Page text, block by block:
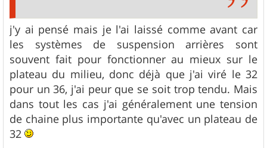
j'y ai pensé mais je l'ai laissé comme avant car
les systèmes de suspension arrières sont
souvent fait pour fonctionner au mieux sur le
plateau du milieu, donc déjà que j'ai viré le 32
pour un 36, j'ai peur que se soit trop tendu. Mais
dans tout les cas j'ai généralement une tension
de chaine plus importante qu'avec un plateau de
32